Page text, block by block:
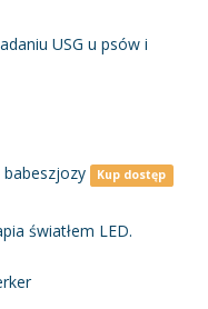
USG u psów i
Kup dostęp
światłem LED.